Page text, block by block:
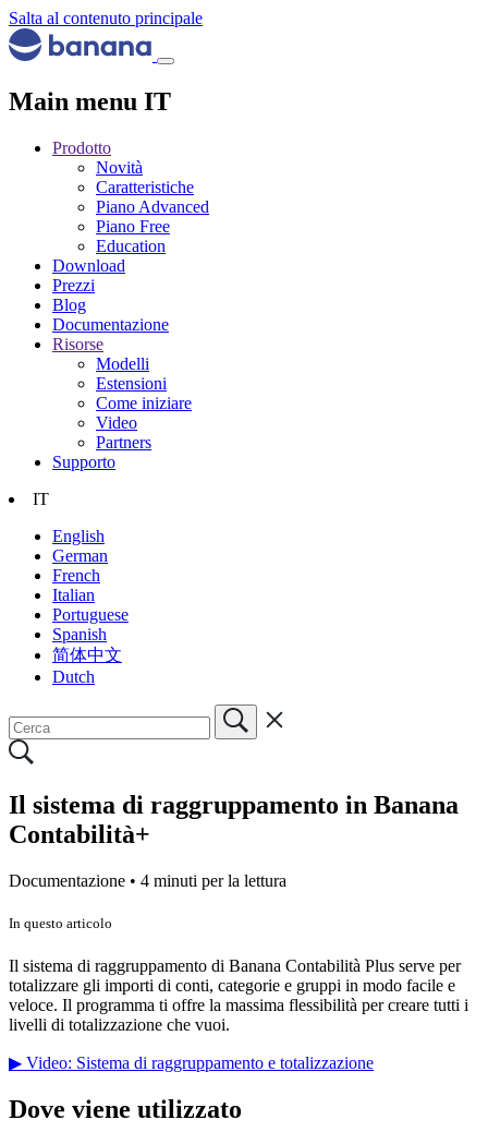
Salta al contenuto principale
Main menu IT
Prodotto
Novità
Caratteristiche
Piano Advanced
Piano Free
Education
Download
Prezzi
Blog
Documentazione
Risorse
Modelli
Estensioni
Come iniziare
Video
Partners
Supporto
IT
English
German
French
Italian
Portuguese
Spanish
简体中文
Dutch
Il sistema di raggruppamento in Banana
Contabilità+
Documentazione • 4 minuti per la lettura
In questo articolo
Il sistema di raggruppamento di Banana Contabilità Plus serve per
totalizzare gli importi di conti, categorie e gruppi in modo facile e
veloce. Il programma ti offre la massima flessibilità per creare tutti i
livelli di totalizzazione che vuoi.
▶ Video: Sistema di raggruppamento e totalizzazione
Dove viene utilizzato